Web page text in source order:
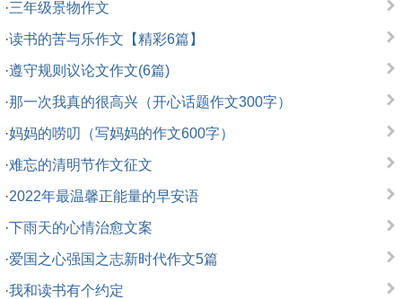
·三年级景物作文
·读书的苦与乐作文【精彩6篇】
·遵守规则议论文作文(6篇)
·那一次我真的很高兴（开心话题作文300字）
·妈妈的唠叨（写妈妈的作文600字）
·难忘的清明节作文征文
·2022年最温馨正能量的早安语
·下雨天的心情治愈文案
·爱国之心强国之志新时代作文5篇
·我和读书有个约定